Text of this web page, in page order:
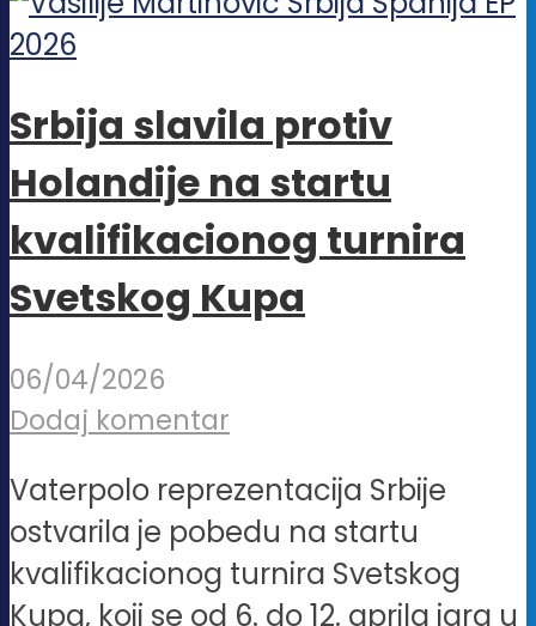
Srbija slavila protiv
Holandije na startu
kvalifikacionog turnira
Svetskog Kupa
06/04/2026
Dodaj komentar
Vaterpolo reprezentacija Srbije
ostvarila je pobedu na startu
kvalifikacionog turnira Svetskog
Kupa, koji se od 6. do 12. aprila igra u